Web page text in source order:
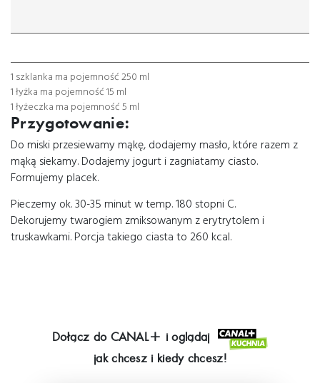
łyżeczka łyżka szklanka
1 szklanka ma pojemność 250 ml
1 łyżka ma pojemność 15 ml
1 łyżeczka ma pojemność 5 ml
Przygotowanie:
Do miski przesiewamy mąkę, dodajemy masło, które razem z
mąką siekamy. Dodajemy jogurt i zagniatamy ciasto.
Formujemy placek.
Pieczemy ok. 30-35 minut w temp. 180 stopni C.
Dekorujemy twarogiem zmiksowanym z erytrytolem i
truskawkami. Porcja takiego ciasta to 260 kcal.
Dołącz do CANAL+ i oglądaj
jak chcesz i kiedy chcesz!